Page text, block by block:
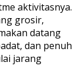
aktivitasnya.
grosir,
datang
dan penuh
jarang